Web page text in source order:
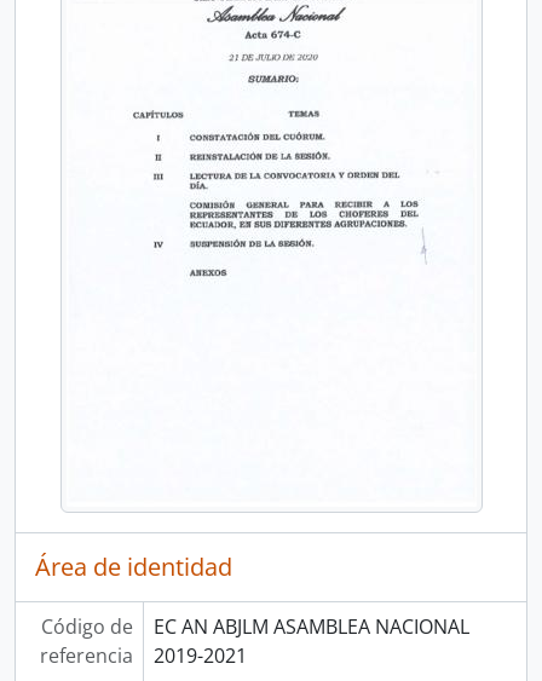
Área de identidad
Código de
referencia
EC AN ABJLM ASAMBLEA NACIONAL
2019-2021